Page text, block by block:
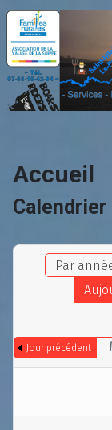
Accueil
Calendrier
Par
Jour précédent